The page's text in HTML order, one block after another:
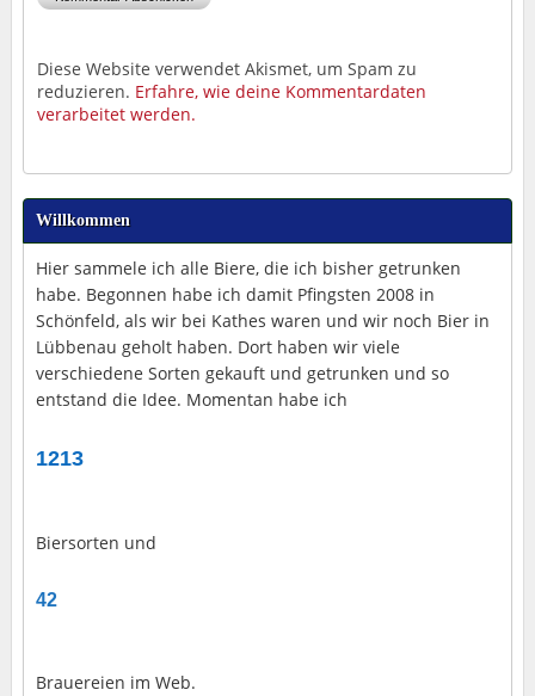
Diese Website verwendet Akismet, um Spam zu
reduzieren. Erfahre, wie deine Kommentardaten
verarbeitet werden.
Willkommen
Hier sammele ich alle Biere, die ich bisher getrunken
habe. Begonnen habe ich damit Pfingsten 2008 in
Schönfeld, als wir bei Kathes waren und wir noch Bier in
Lübbenau geholt haben. Dort haben wir viele
verschiedene Sorten gekauft und getrunken und so
entstand die Idee. Momentan habe ich
1213
Biersorten und
42
Brauereien im Web.